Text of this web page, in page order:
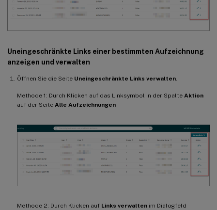
Uneingeschränkte Links einer bestimmten Aufzeichnung
anzeigen und verwalten
Öffnen Sie die Seite Uneingeschränkte Links verwalten
Methode 1: Durch Klicken auf das Linksymbol in der Spalte Aktion
auf der Seite Alle Aufzeichnungen
Methode 2: Durch Klicken auf Links verwalten im Dialogfeld